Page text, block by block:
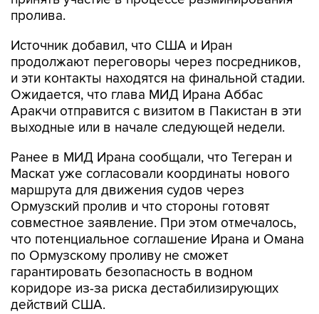
пролива.
Источник добавил, что США и Иран
продолжают переговоры через посредников,
и эти контакты находятся на финальной стадии.
Ожидается, что глава МИД Ирана Аббас
Аракчи отправится с визитом в Пакистан в эти
выходные или в начале следующей недели.
Ранее в МИД Ирана сообщали, что Тегеран и
Маскат уже согласовали координаты нового
маршрута для движения судов через
Ормузский пролив и что стороны готовят
совместное заявление. При этом отмечалось,
что потенциальное соглашение Ирана и Омана
по Ормузскому проливу не сможет
гарантировать безопасность в водном
коридоре из-за риска дестабилизирующих
действий США.